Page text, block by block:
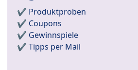
✔️ Produktproben
✔️ Coupons
✔️ Gewinnspiele
✔️ Tipps per Mail